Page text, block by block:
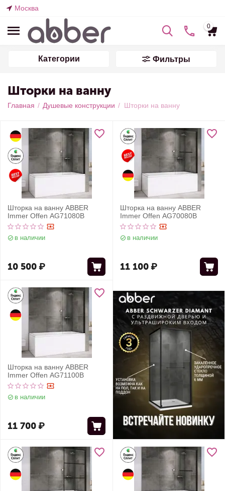
Москва
0
Категории Фильтры
Шторки на ванну
Главная / Душевые конструкции / Шторки на ванну
Шторка на ванну ABBER
Immer Offen AG71080B
в наличии
10 500₽
Шторка на ванну ABBER
Immer Offen AG70080B
в наличии
11 100₽
Шторка на ванну ABBER
Immer Offen AG71100B
в наличии
11 700₽